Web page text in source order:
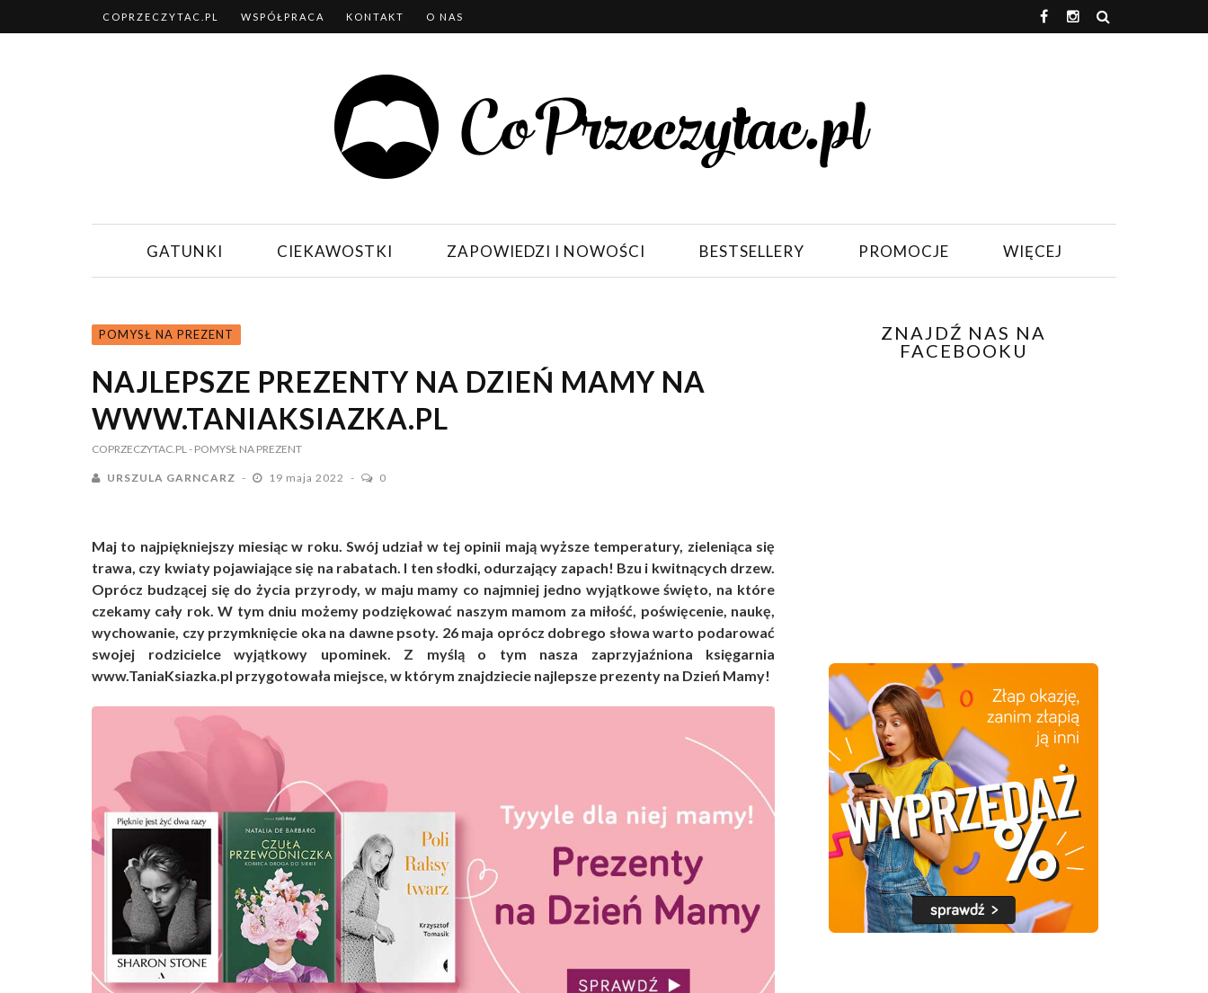
COPRZECZYTAC.PL WSPÓŁPRACA KONTAKT O NAS
GATUNKI CIEKAWOSTKI ZAPOWIEDZI I NOWOŚCI BESTSELLERY PROMOCJE WIĘCEJ
POMYSŁ NA PREZENT
NAJLEPSZE PREZENTY NA DZIEŃ MAMY NA
WWW.TANIAKSIAZKA.PL
COPRZECZYTAC.PL- POMYSŁ NA PREZENT
URSZULA GARNCARZ 19 maja 2022 0
Maj to najpiękniejszy miesiąc w roku. Swój udział w tej opinii mają wyższe temperatury, zieleniąca się
trawa, czy kwiaty pojawiające się na rabatach. I ten słodki, odurzający zapach! Bzu i kwitnących drzew.
Oprócz budzącej się do życia przyrody, w maju mamy co najmniej jedno wyjątkowe święto, na które
czekamy cały rok. W tym dniu możemy podziękować naszym mamom za miłość, poświęcenie, naukę,
wychowanie, czy przymknięcie oka na dawne psoty. 26 maja oprócz dobrego słowa warto podarować
swojej rodzicielce wyjątkowy upominek. Z myślą o tym nasza zaprzyjaźniona księgarnia
www.TaniaKsiazka.pl przygotowała miejsce, w którym znajdziecie najlepsze prezenty na Dzień Mamy!
ZNAJDŹ NAS NA
FACEBOOKU